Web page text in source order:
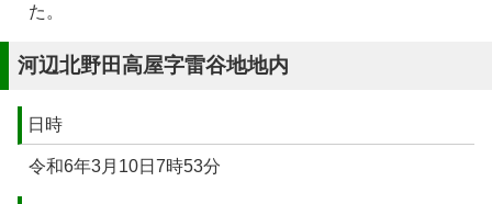
た。
河辺北野田高屋字雷谷地地内
日時
令和6年3月10日7時53分